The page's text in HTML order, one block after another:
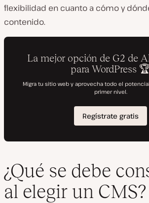
flexibilidad en cuanto a cómo y
contenido.
¿Qué se debe
al elegir un CMS?